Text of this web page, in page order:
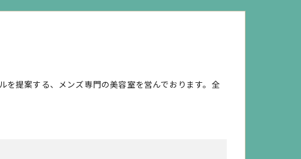
提案する、メンズ専門の美容室を営んでおります。全